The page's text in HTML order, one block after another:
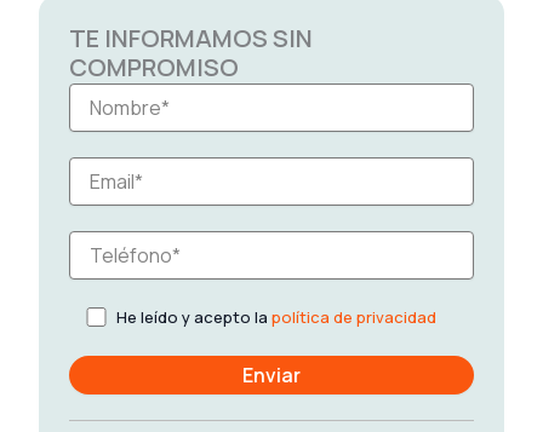
TE INFORMAMOS SIN
COMPROMISO
He leído y acepto la política de privacidad